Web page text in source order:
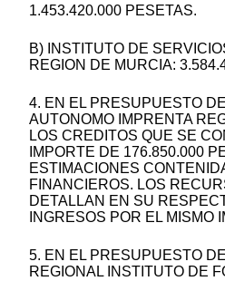
1.453.420.000 PESETAS.
B) INSTITUTO DE
REGION DE MURCIA:
4. EN EL PRESUPUESTO
AUTONOMO IMPRENTA
LOS CREDITOS QUE SE
IMPORTE DE 176.850.000
ESTIMACIONES
FINANCIEROS. LOS
DETALLAN EN SU
INGRESOS POR EL MISMO
5. EN EL PRESUPUESTO
REGIONAL INSTITUTO DE